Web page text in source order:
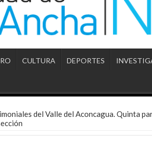
CULTURA DEPORTES
del Valle del Aconcagua. Quinta